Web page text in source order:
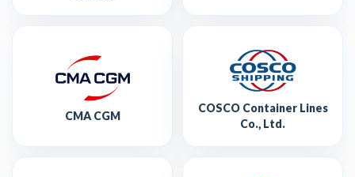
CMA CGM
COSCO Container Lines
Co., Ltd.